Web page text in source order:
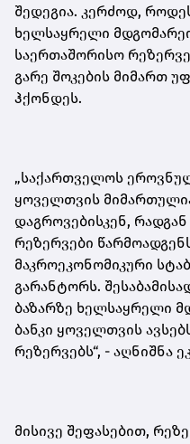
შედეგია. კერძოდ,
ხელსაყრელი
საერთაშორისო
გარე შოკების მიმართ
ჰქონდეს.
„საქართველოს
ყოველთვის
დაგროვებისკენ,
რეზერვები
მაკროეკონომიკური
გარანტორს.
ბაზარზე ხელსაყრელი
ბანკი ყოველთვის
რეზერვებს“, - აღნიშნა
მისივე შეფასებით,